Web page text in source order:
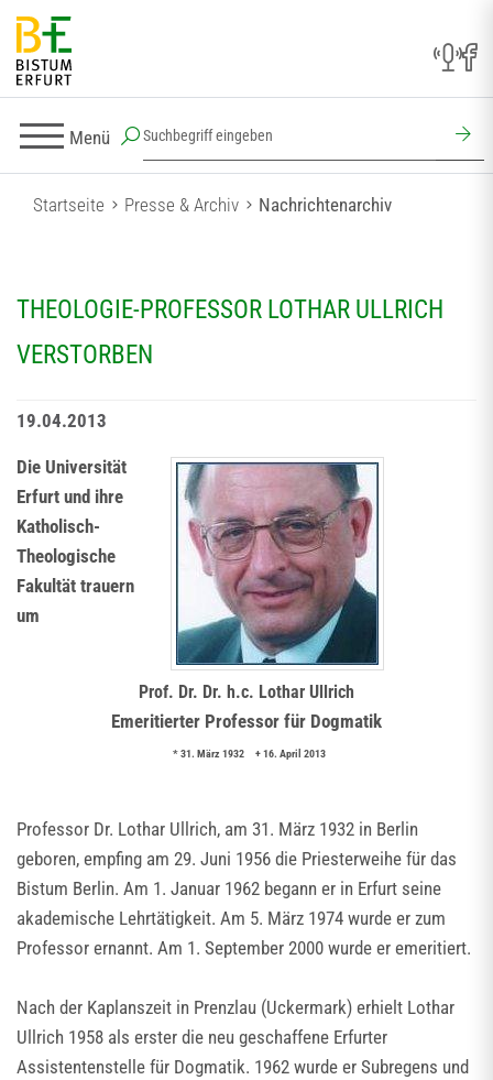
Menü
Startseite Presse & Archiv Nachrichtenarchiv
THEOLOGIE-PROFESSOR LOTHAR ULLRICH
VERSTORBEN
19.04.2013
Die Universität
Erfurt und ihre
Katholisch-
Theologische
Fakultät trauern
um
Prof. Dr. Dr. h.c. Lothar Ullrich
Emeritierter Professor für Dogmatik
* 31. März 1932 + 16. April 2013
Professor Dr. Lothar Ullrich, am 31. März 1932 in Berlin
geboren, empfing am 29. Juni 1956 die Priesterweihe für das
Bistum Berlin. Am 1. Januar 1962 begann er in Erfurt seine
akademische Lehrtätigkeit. Am 5. März 1974 wurde er zum
Professor ernannt. Am 1. September 2000 wurde er emeritiert.
Nach der Kaplanszeit in Prenzlau (Uckermark) erhielt Lothar
Ullrich 1958 als erster die neu geschaffene Erfurter
Assistentenstelle für Dogmatik. 1962 wurde er Subregens und